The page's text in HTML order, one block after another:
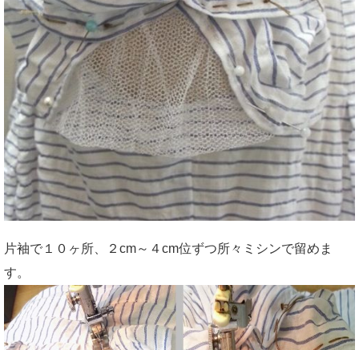
片袖で１０ヶ所、２cm～４cm位ずつ所々ミシンで留めま
す。